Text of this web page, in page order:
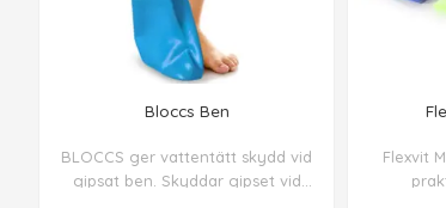
Bloccs Ben
BLOCCS ger vattentätt skydd vid
gipsat ben. Skyddar gipset vid
Flexvit